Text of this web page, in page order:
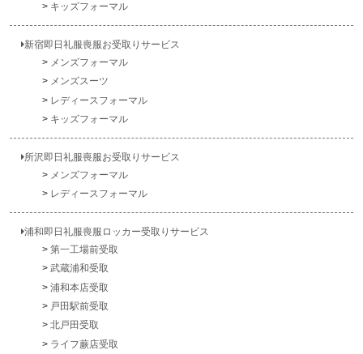
キッズフォーマル
新宿即日礼服喪服お受取りサービス
メンズフォーマル
メンズスーツ
レディースフォーマル
キッズフォーマル
所沢即日礼服喪服お受取りサービス
メンズフォーマル
レディースフォーマル
浦和即日礼服喪服ロッカー受取りサービス
第一工場前受取
武蔵浦和受取
浦和本店受取
戸田駅前受取
北戸田受取
ライフ蕨店受取